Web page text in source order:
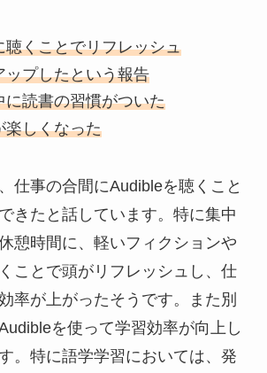
聴くことでリフレッシュ
ップしたという報告
に読書の習慣がついた
楽しくなった
仕事の合間にAudibleを聴くこと
きたと話しています。特に集中
憩時間に、軽いフィクションや
ことで頭がリフレッシュし、仕
率が上がったそうです。また別
を使って学習効率が向上し
。特に語学学習においては、発